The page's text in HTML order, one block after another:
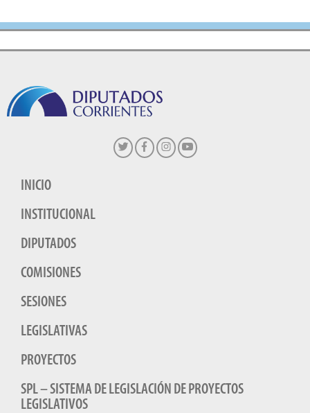
INICIO
INSTITUCIONAL
DIPUTADOS
COMISIONES
SESIONES
LEGISLATIVAS
PROYECTOS
SPL – SISTEMA DE LEGISLACIÓN DE PROYECTOS
LEGISLATIVOS